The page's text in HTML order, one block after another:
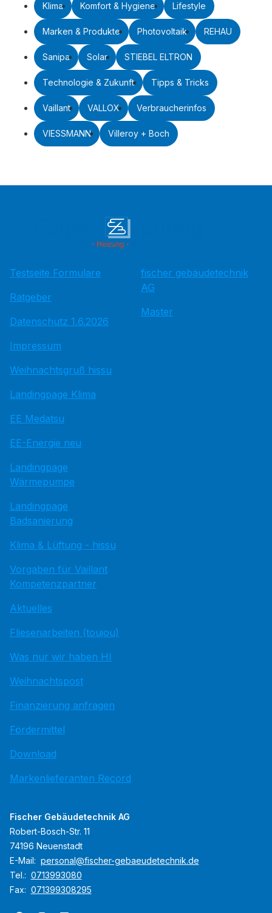
Klima Komfort & Hygiene Lifestyle
Marken & Produkte Photovoltaik REHAU
Sanipa Solar STIEBEL ELTRON
Technologie & Zukunft Tipps & Tricks
Vaillant VALLOX Verbraucherinfos
VIESSMANN Villeroy + Boch
Testseite Formulare
Ratgeber
Datenschutz 1.6.2026
Impressum
Weihnachtsgruß hissu
Landingpage Klima
EE Medatsu
EE-Energie neu
Landingpage
Wärmepumpe
Landingpage
Badsanierung
Klima & Lüftung - hissu
Vorgaben für Vaillant
Kompetenzpartner
Aktuelles
Fliesenarbeiten (toujou)
Was nur wir haben HI
Weihnachtspost
Finanzierung anfragen
Fördermittel
Download
Markenlieferanten Record
fischer gebäudetechnik
AG
Master
Fischer Gebäudetechnik AG
Robert-Bosch-Str. 11
74196 Neuenstadt
E-Mail: personal@fischer-gebaeudetechnik.de
Tel.: 0713993080
Fax: 071399308295